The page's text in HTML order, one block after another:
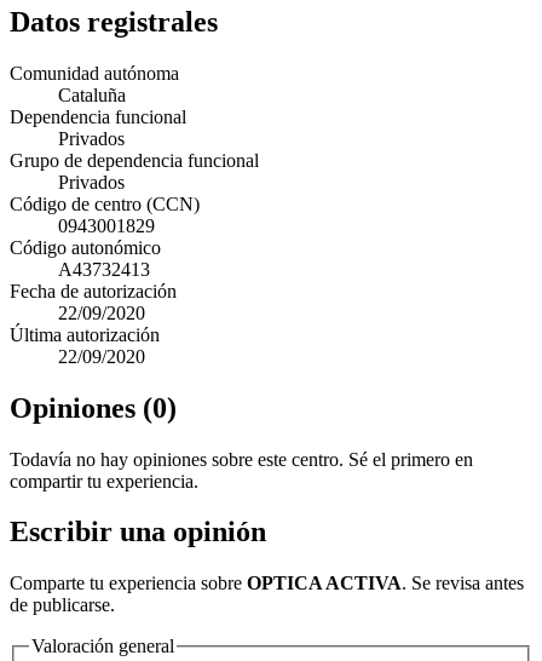
Datos registrales
Comunidad autónoma
Cataluña
Dependencia funcional
Privados
Grupo de dependencia funcional
Privados
Código de centro (CCN)
0943001829
Código autonómico
A43732413
Fecha de autorización
22/09/2020
Última autorización
22/09/2020
Opiniones (0)
Todavía no hay opiniones sobre este centro. Sé el primero en
compartir tu experiencia.
Escribir una opinión
Comparte tu experiencia sobre OPTICA ACTIVA. Se revisa antes
de publicarse.
Valoración general